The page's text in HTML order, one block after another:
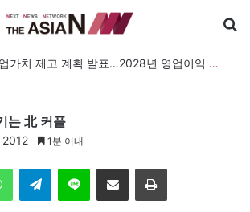
GS리테일, 기업가치 제고 계획 발표…2028년 영업이익 3,800억 원 목표
는 北 커플
2012 1분 이내
Telegram 이메일